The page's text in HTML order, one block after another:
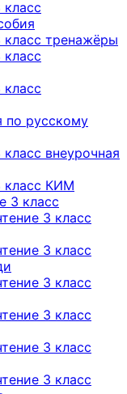
класс тренажёры
по русскому
внеурочная
класс КИМ
3 класс
3 класс
3 класс
3 класс
3 класс
3 класс
3 класс